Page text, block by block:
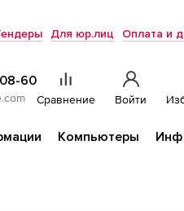
Для юр.лиц Оплата и
60
Сравнение Войти
Компьютеры